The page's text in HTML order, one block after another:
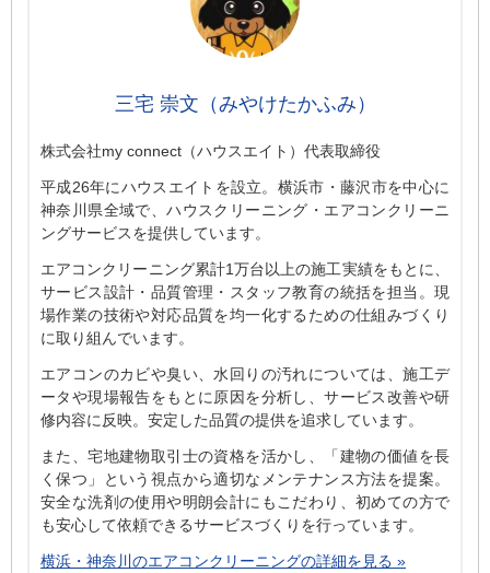
三宅 崇文（みやけたかふみ）
株式会社my connect（ハウスエイト）代表取締役
平成26年にハウスエイトを設立。横浜市・藤沢市を中心に
神奈川県全域で、ハウスクリーニング・エアコンクリーニ
ングサービスを提供しています。
エアコンクリーニング累計1万台以上の施工実績をもとに、
サービス設計・品質管理・スタッフ教育の統括を担当。現
場作業の技術や対応品質を均一化するための仕組みづくり
に取り組んでいます。
エアコンのカビや臭い、水回りの汚れについては、施工デ
ータや現場報告をもとに原因を分析し、サービス改善や研
修内容に反映。安定した品質の提供を追求しています。
また、宅地建物取引士の資格を活かし、「建物の価値を長
く保つ」という視点から適切なメンテナンス方法を提案。
安全な洗剤の使用や明朗会計にもこだわり、初めての方で
も安心して依頼できるサービスづくりを行っています。
横浜・神奈川のエアコンクリーニングの詳細を見る »